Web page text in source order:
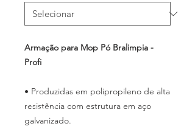
Armação para Mop Pó Bralimpia -
Profi
• Produzidas em polipropileno de alta
resistência com estrutura em aço
galvanizado.